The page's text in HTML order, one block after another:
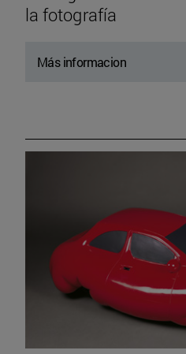
la fotografía
Más informacion